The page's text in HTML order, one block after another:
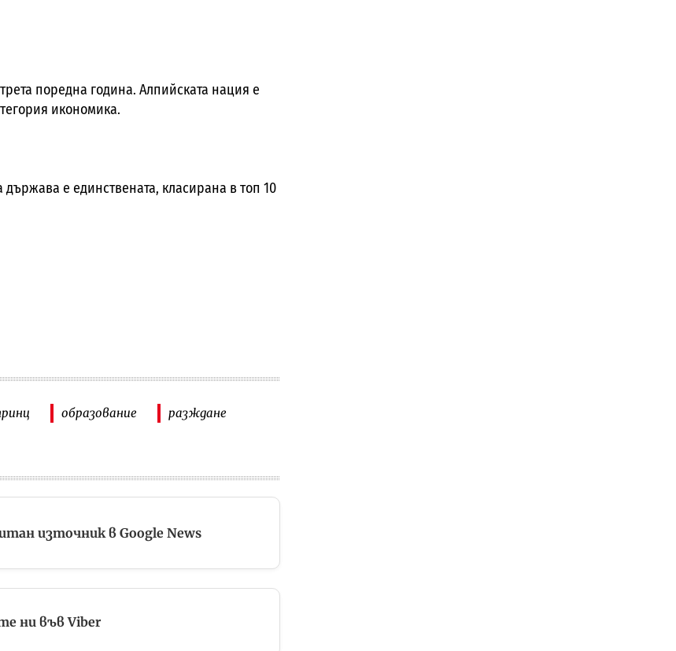
поредна година. Алпийската нация е
икономика.
е единствената, класирана в топ 10
образование разждане
източник в Google News
ни във Viber